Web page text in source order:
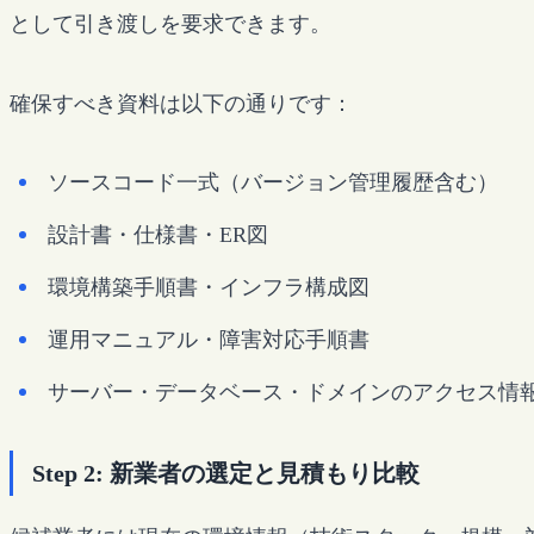
として引き渡しを要求できます。
確保すべき資料は以下の通りです：
ソースコード一式（バージョン管理履歴含む）
設計書・仕様書・ER図
環境構築手順書・インフラ構成図
運用マニュアル・障害対応手順書
サーバー・データベース・ドメインのアクセス情
Step 2: 新業者の選定と見積もり比較